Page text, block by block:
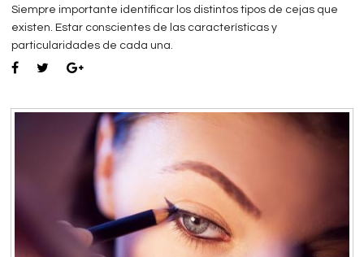
Siempre importante identificar los distintos tipos de cejas que
existen. Estar conscientes de las características y
particularidades de cada una.